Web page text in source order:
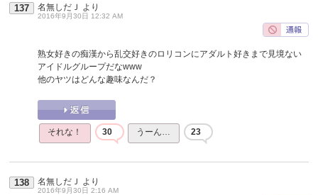
137 名無しだＪ より
2016年9月30日 12:32 AM
熟女好きの痴漢から乱交好きのロリコンにアダルト好きまで見境ない
アイドルグループだなwww
他のヤツはどんな趣味なんだ？
それな！ 30 うーん… 23
138 名無しだＪ より
2016年9月30日 2:16 AM